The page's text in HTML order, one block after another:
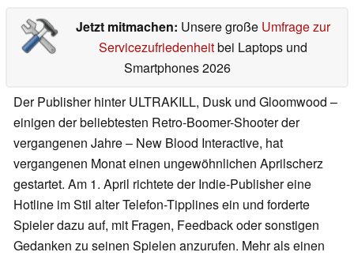
Jetzt mitmachen: Unsere große Umfrage zur
Servicezufriedenheitbei Laptops und
Smartphones 2026
Der Publisher hinter ULTRAKILL, Dusk und Gloomwood –
einigen der beliebtesten Retro-Boomer-Shooter der
vergangenen Jahre – New Blood Interactive, hat
vergangenen Monat einen ungewöhnlichen Aprilscherz
gestartet. Am 1. April richtete der Indie-Publisher eine
Hotline im Stil alter Telefon-Tipplines ein und forderte
Spieler dazu auf, mit Fragen, Feedback oder sonstigen
Gedanken zu seinen Spielen anzurufen. Mehr als einen